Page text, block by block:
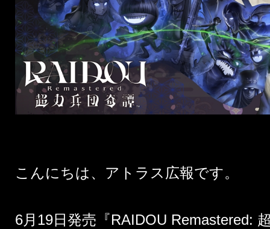
こんにちは、アトラス広報です。
6月19日発売『RAIDOU Remastered: